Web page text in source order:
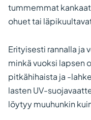
tummemmat
ohuet tai
Erityisesti rannalla ja
minkä vuoksi lapsen
pitkähihaista ja -
lasten UV-
löytyy muuhunkin